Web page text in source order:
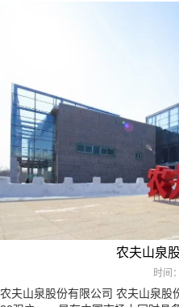
农夫山泉
时间
农夫山泉股份有限公司 农夫山泉股份有限公司成立于1996年，中国饮料